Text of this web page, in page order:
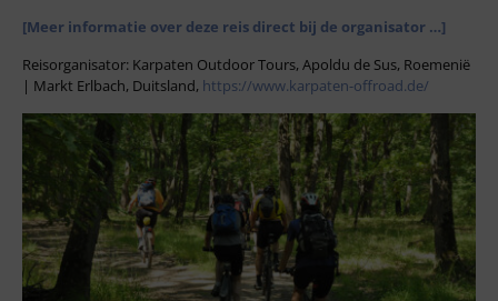
[Meer informatie over deze reis direct bij de organisator …]
Reisorganisator: Karpaten Outdoor Tours, Apoldu de Sus, Roemenië
| Markt Erlbach, Duitsland, https://www.karpaten-offroad.de/